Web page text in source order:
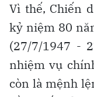
Vì thế, Chiến
kỷ niệm 80
(27/7/1947 -
nhiệm vụ
còn là mệnh